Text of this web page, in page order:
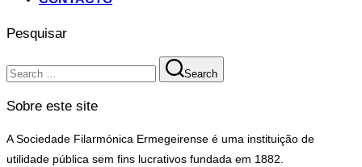
Pesquisar
Search
for:
Search
Sobre este site
A Sociedade Filarmónica Ermegeirense é uma instituição de
utilidade pública sem fins lucrativos fundada em 1882.